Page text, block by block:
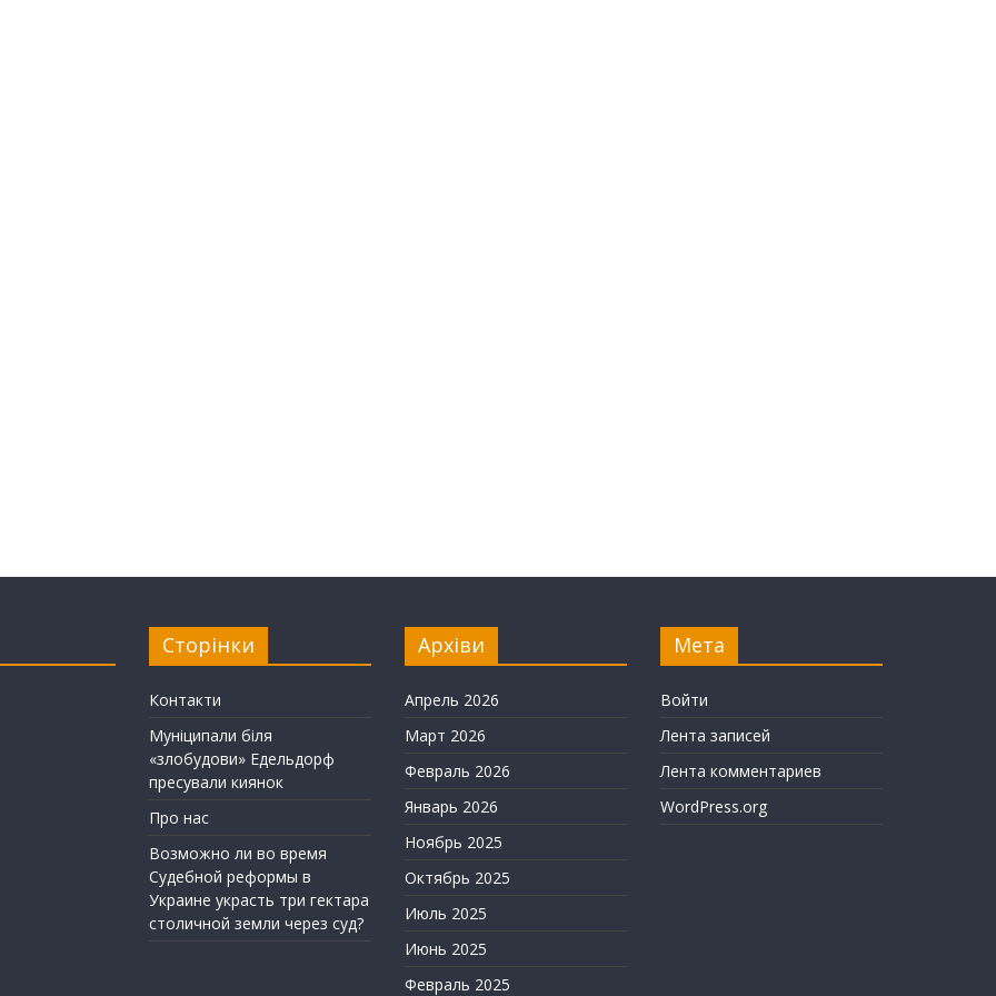
Сторінки
Контакти
Муніципали біля
«злобудови» Едельдорф
пресували киянок
Про нас
Возможно ли во время
Судебной реформы в
Украине украсть три гектара
столичной земли через суд?
Архіви
Апрель 2026
Март 2026
Февраль 2026
Январь 2026
Ноябрь 2025
Октябрь 2025
Июль 2025
Июнь 2025
Февраль 2025
Мета
Войти
Лента записей
Лента комментариев
WordPress.org